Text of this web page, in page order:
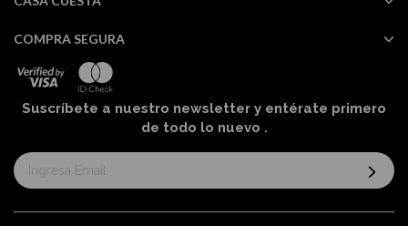
COMPRA SEGURA
Suscríbete a nuestro newsletter y entérate primero
de todo lo nuevo .
Suscríbase
al
informativo: